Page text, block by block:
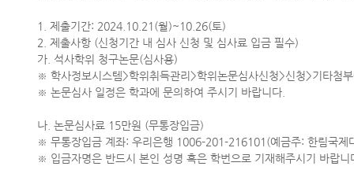
1. 제출기간: 2024.10.21(월)~10.26(토)
2. 제출사항 (신청기간 내 심사 신청 및 심사료 입금 필수)
가 석사학위 청구논문(심사용)
※ 학사정보시스템>학위취득관리>학위논문심사신청>신청>기타첨
※ 논문심사 일정은 학과에 문의하여 주시기 바랍니다
나 논문심사료 15만원 (무통장입금)
※ 무통장입금 계좌: 우리은행 1006-201-216101(예금주: 한림국제
※ 입금자명은 반드시 본인 성명 혹은 학번으로 기재해주시기 바랍니